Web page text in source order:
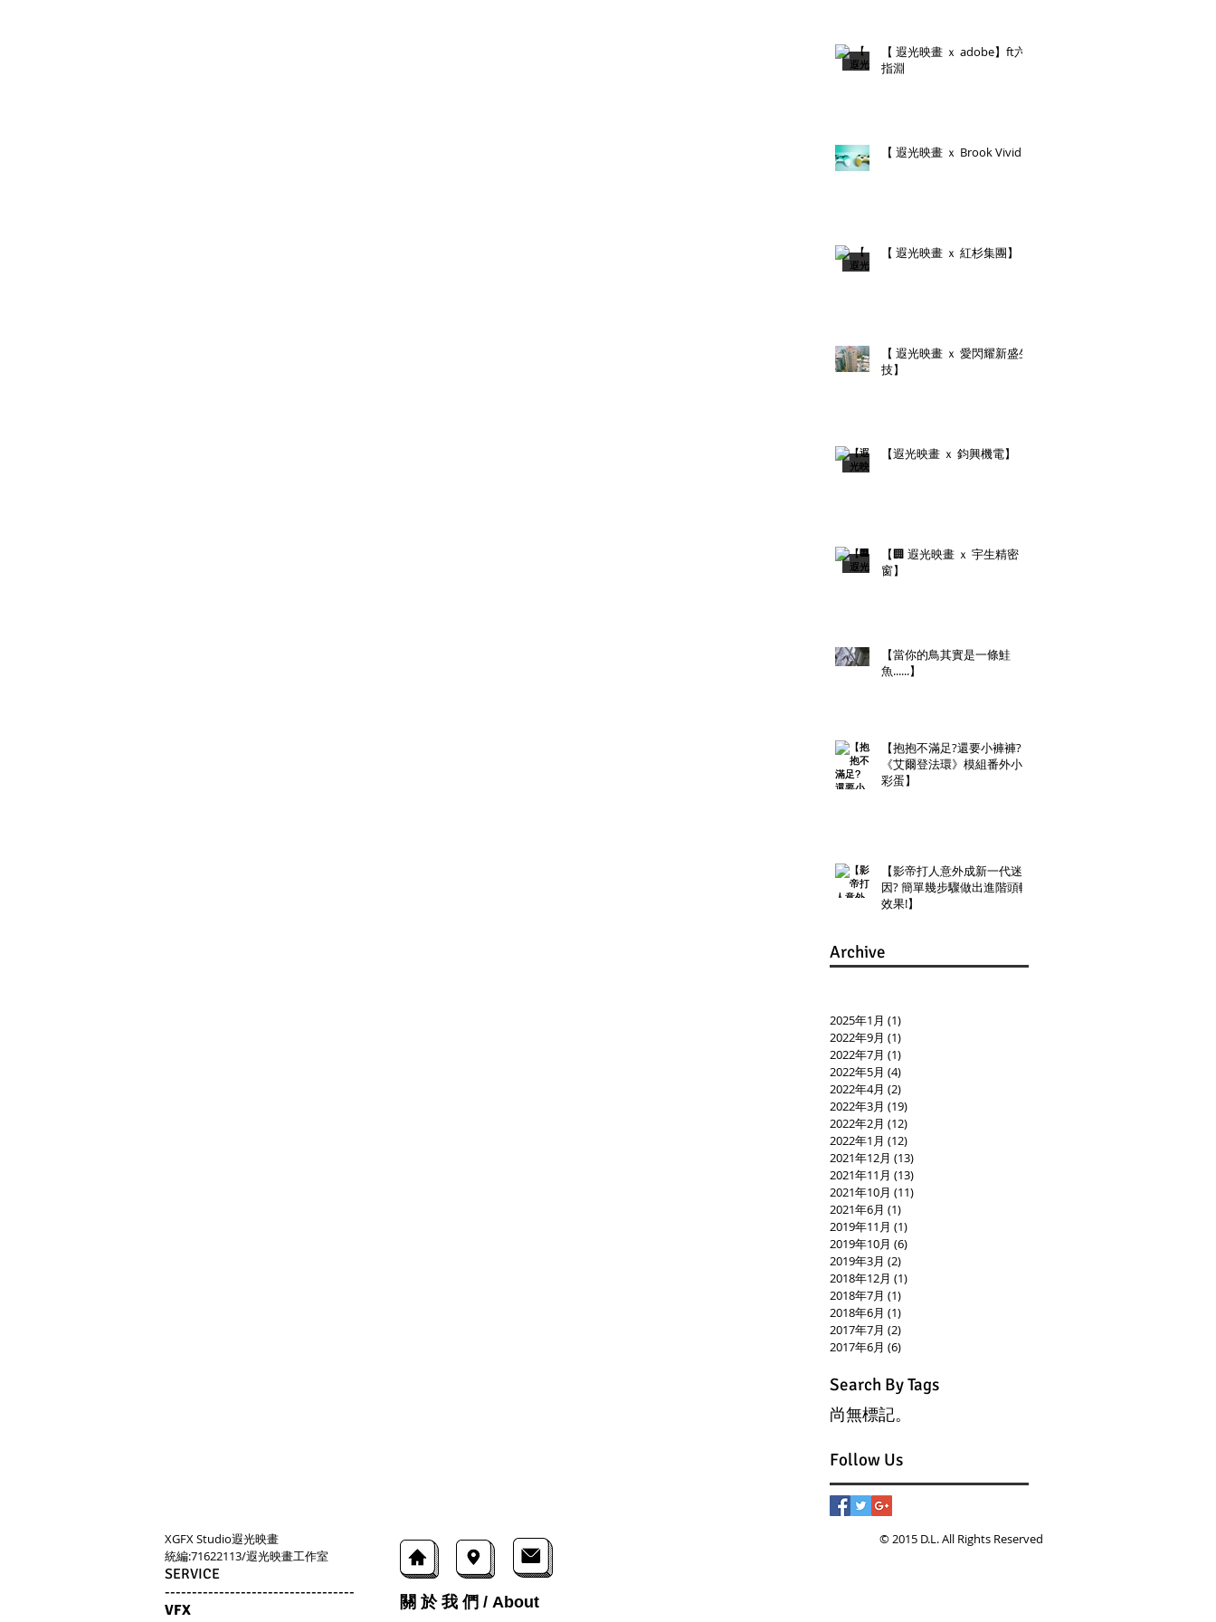
【 遐光映畫 ｘ adobe】ft六
指淵
【 遐光映畫 ｘ Brook Vivid】
【 遐光映畫 ｘ 紅杉集團】
【 遐光映畫 ｘ 愛閃耀新盛生
技】
【遐光映畫 ｘ 鈞興機電】
【🏢 遐光映畫 ｘ 宇生精密
窗】
【當你的鳥其實是一條鮭
魚......】
【抱抱不滿足?還要小褲褲?
《艾爾登法環》模組番外小
彩蛋】
【影帝打人意外成新一代迷
因? 簡單幾步驟做出進階頭轉
效果!】
Archive
2025年1月 (1)
2022年9月 (1)
2022年7月 (1)
2022年5月 (4)
2022年4月 (2)
2022年3月 (19)
2022年2月 (12)
2022年1月 (12)
2021年12月 (13)
2021年11月 (13)
2021年10月 (11)
2021年6月 (1)
2019年11月 (1)
2019年10月 (6)
2019年3月 (2)
2018年12月 (1)
2018年7月 (1)
2018年6月 (1)
2017年7月 (2)
2017年6月 (6)
Search By Tags
尚無標記。
Follow Us
XGFX Studio​遐光映畫
​統編:71622113/遐光映畫工作室
SERVICE
-----------------------------------
VFX
關 於 我 們 / About
© 2015 D.L. All Rights Reserved